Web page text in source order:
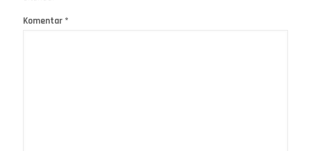
Komentar *